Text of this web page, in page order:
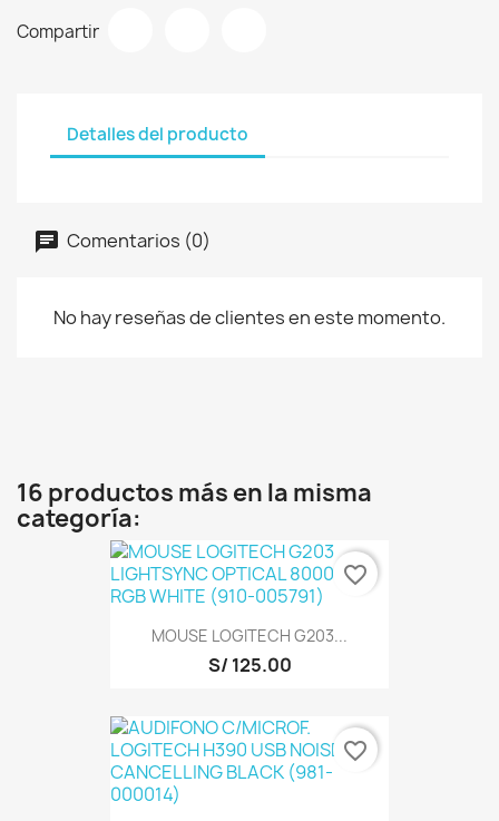
Compartir
Detalles del producto
Comentarios (0)
No hay reseñas de clientes en este momento.
16 productos más en la misma
categoría:
MOUSE LOGITECH G203...
S/ 125.00
favorite_border
favorite_border